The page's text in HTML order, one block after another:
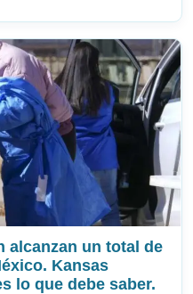
alcanzan un total de
Kansas
lo que debe saber.